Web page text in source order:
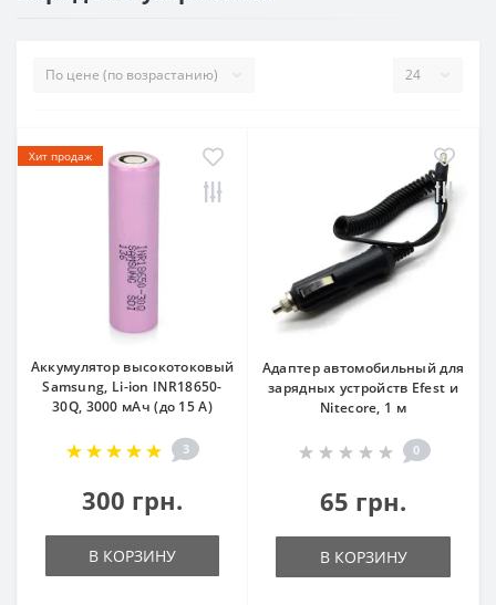
Хит продаж
Аккумулятор высокотоковый
Samsung, Li-ion INR18650-
30Q, 3000 мАч (до 15 А)
3
300 грн.
В КОРЗИНУ
Адаптер автомобильный для
зарядных устройств Efest и
Nitecore, 1 м
0
65 грн.
В КОРЗИНУ